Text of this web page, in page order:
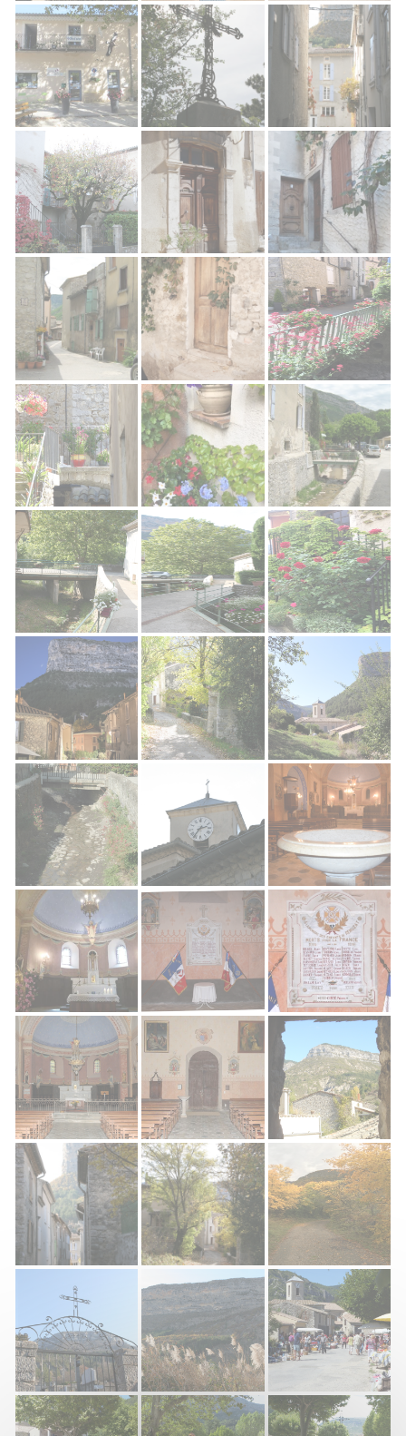
Passage Du Rif Maison des vautours Rémuzat
Camping Municipal
Office de tourisme des baronnies, Rémuzat
Rémuzat village Rémuzat ruelles
Rémuzat Village Rémuzat Village Rémuzat Village
Rémuzat village Rémuzat Village Rue De L'église
Rémuzat, le village Village de RémuzatRémuzat village
Rémuzat Village Rémuzat Village Rue Du Bourg
Rémuzat Clocher de Rémuzat
Rémuzat Village Clocher Rémuzat Église de Rémuzat
Église Rémuzat Rémuzat Commémoration du 11
Rémuzat
Rémuzat église Rémuzat église Rémuzat, le village
Rémuzat la village Rémuzat village Chemin Du Terron
Cimetière RémuzatRocher du Caire Brocante, Rémuzat